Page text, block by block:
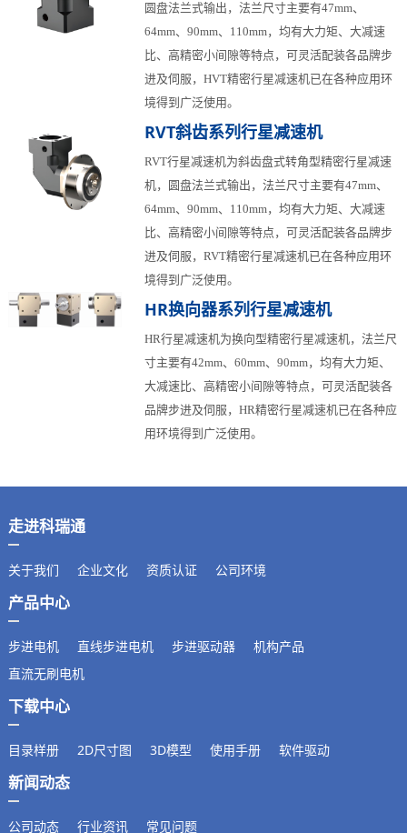
圆盘法兰式输出，法兰尺寸主要有47mm、
64mm、90mm、110mm，均有大力矩、大减速
比、高精密小间隙等特点，可灵活配装各品牌步
进及伺服，HVT精密行星减速机已在各种应用环
境得到广泛使用。
RVT斜齿系列行星减速机
RVT行星减速机为斜齿盘式转角型精密行星减速
机，圆盘法兰式输出，法兰尺寸主要有47mm、
64mm、90mm、110mm，均有大力矩、大减速
比、高精密小间隙等特点，可灵活配装各品牌步
进及伺服，RVT精密行星减速机已在各种应用环
境得到广泛使用。
HR换向器系列行星减速机
HR行星减速机为换向型精密行星减速机，法兰尺
寸主要有42mm、60mm、90mm，均有大力矩、
大减速比、高精密小间隙等特点，可灵活配装各
品牌步进及伺服，HR精密行星减速机已在各种应
用环境得到广泛使用。
走进科瑞通
关于我们 企业文化 资质认证 公司环境
产品中心
步进电机 直线步进电机 步进驱动器
机构产品
直流无刷电机
下载中心
目录样册 2D尺寸图 3D模型 使用手册 软件驱动
新闻动态
公司动态 行业资讯 常见问题